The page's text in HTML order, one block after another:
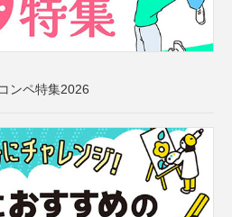
ンペ特集2026